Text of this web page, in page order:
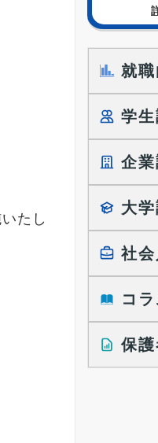
たし
就
学
就職プ
働きた
大学生
就職活
企
採用に
大
社
就職活
コラ
インタ
保